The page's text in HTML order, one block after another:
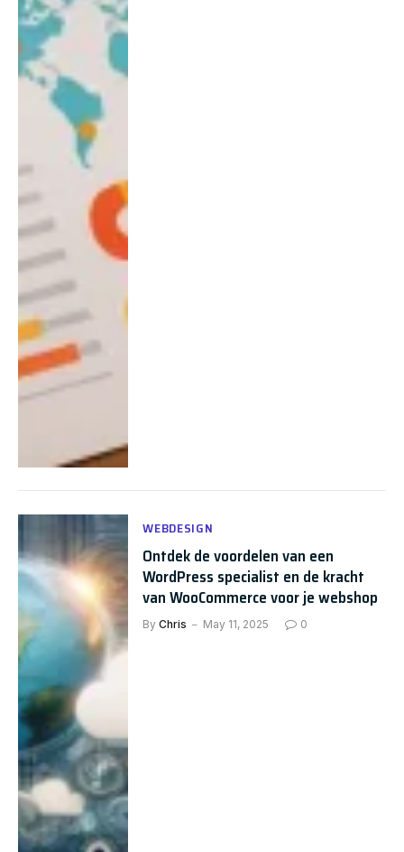
WEBDESIGN
Ontdek de voordelen van een
WordPress specialist en de kracht
van WooCommerce voor je webshop
By Chris May 11, 2025 0